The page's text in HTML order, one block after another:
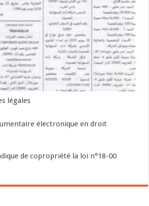
légales
électronique en droit
de copropriété la loi n°18-00